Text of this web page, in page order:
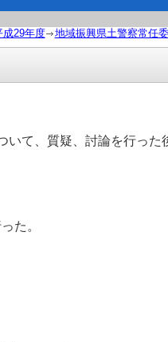
成29年度 地域振興県土警察常任
て、質疑、討論を行った
た。